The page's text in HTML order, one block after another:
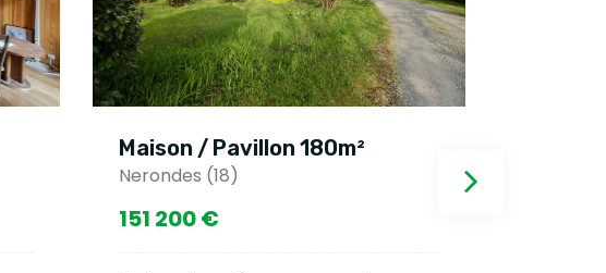
Maison / Pavillon 180m²
Nerondes (18)
151 200 €